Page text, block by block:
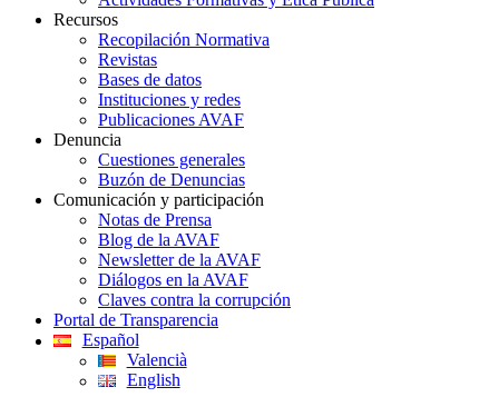
Recursos
Recopilación Normativa
Revistas
Bases de datos
Instituciones y redes
Publicaciones AVAF
Denuncia
Cuestiones generales
Buzón de Denuncias
Comunicación y participación
Notas de Prensa
Blog de la AVAF
Newsletter de la AVAF
Diálogos en la AVAF
Claves contra la corrupción
Portal de Transparencia
Español
Valencià
English